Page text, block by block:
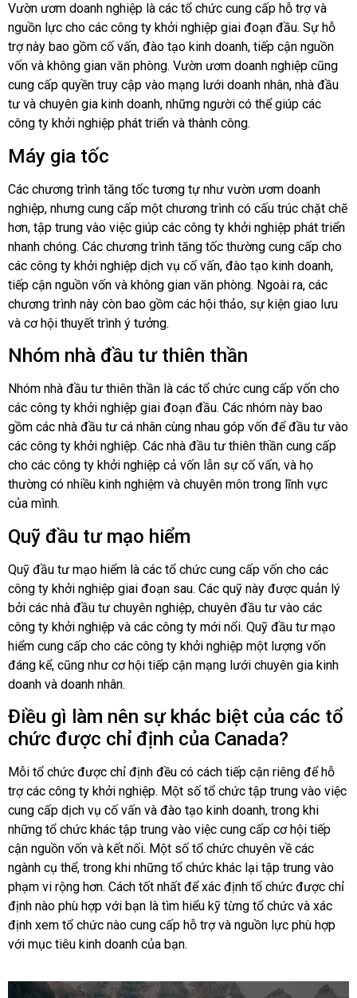
Vườn ươm doanh nghiệp là các tổ chức cung cấp hỗ trợ và
nguồn lực cho các công ty khởi nghiệp giai đoạn đầu. Sự hỗ
trợ này bao gồm cố vấn, đào tạo kinh doanh, tiếp cận nguồn
vốn và không gian văn phòng. Vườn ươm doanh nghiệp cũng
cung cấp quyền truy cập vào mạng lưới doanh nhân, nhà đầu
tư và chuyên gia kinh doanh, những người có thể giúp các
công ty khởi nghiệp phát triển và thành công.
Máy gia tốc
Các chương trình tăng tốc tương tự như vườn ươm doanh
nghiệp, nhưng cung cấp một chương trình có cấu trúc chặt chẽ
hơn, tập trung vào việc giúp các công ty khởi nghiệp phát triển
nhanh chóng. Các chương trình tăng tốc thường cung cấp cho
các công ty khởi nghiệp dịch vụ cố vấn, đào tạo kinh doanh,
tiếp cận nguồn vốn và không gian văn phòng. Ngoài ra, các
chương trình này còn bao gồm các hội thảo, sự kiện giao lưu
và cơ hội thuyết trình ý tưởng.
Nhóm nhà đầu tư thiên thần
Nhóm nhà đầu tư thiên thần là các tổ chức cung cấp vốn cho
các công ty khởi nghiệp giai đoạn đầu. Các nhóm này bao
gồm các nhà đầu tư cá nhân cùng nhau góp vốn để đầu tư vào
các công ty khởi nghiệp. Các nhà đầu tư thiên thần cung cấp
cho các công ty khởi nghiệp cả vốn lẫn sự cố vấn, và họ
thường có nhiều kinh nghiệm và chuyên môn trong lĩnh vực
của mình.
Quỹ đầu tư mạo hiểm
Quỹ đầu tư mạo hiểm là các tổ chức cung cấp vốn cho các
công ty khởi nghiệp giai đoạn sau. Các quỹ này được quản lý
bởi các nhà đầu tư chuyên nghiệp, chuyên đầu tư vào các
công ty khởi nghiệp và các công ty mới nổi. Quỹ đầu tư mạo
hiểm cung cấp cho các công ty khởi nghiệp một lượng vốn
đáng kể, cũng như cơ hội tiếp cận mạng lưới chuyên gia kinh
doanh và doanh nhân.
Điều gì làm nên sự khác biệt của các tổ
chức được chỉ định của Canada?
Mỗi tổ chức được chỉ định đều có cách tiếp cận riêng để hỗ
trợ các công ty khởi nghiệp. Một số tổ chức tập trung vào việc
cung cấp dịch vụ cố vấn và đào tạo kinh doanh, trong khi
những tổ chức khác tập trung vào việc cung cấp cơ hội tiếp
cận nguồn vốn và kết nối. Một số tổ chức chuyên về các
ngành cụ thể, trong khi những tổ chức khác lại tập trung vào
phạm vi rộng hơn. Cách tốt nhất để xác định tổ chức được chỉ
định nào phù hợp với bạn là tìm hiểu kỹ từng tổ chức và xác
định xem tổ chức nào cung cấp hỗ trợ và nguồn lực phù hợp
với mục tiêu kinh doanh của bạn.